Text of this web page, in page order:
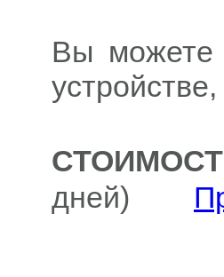
Вы можете
дней)